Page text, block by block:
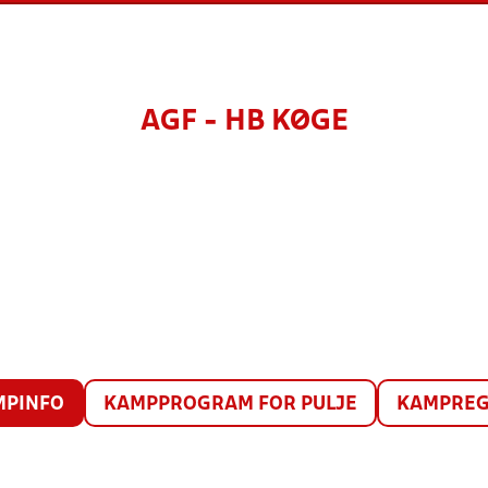
AGF - HB KØGE
KAMPPROGRAM FOR PULJE